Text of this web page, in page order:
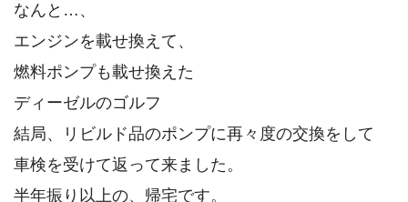
なんと…、
エンジンを載せ換えて、
燃料ポンプも載せ換えた
ディーゼルのゴルフ
結局、リビルド品のポンプに再々度の交換をして
車検を受けて返って来ました。
半年振り以上の、帰宅です。